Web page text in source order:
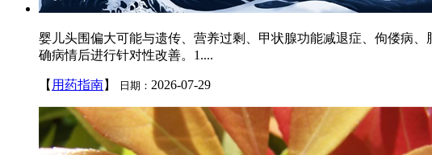
婴儿头围偏大可能与遗传、营养过剩、甲状腺功能减退症、佝偻病
确病情后进行针对性改善。1....
【 用药指南】 日期： 2026-07-29